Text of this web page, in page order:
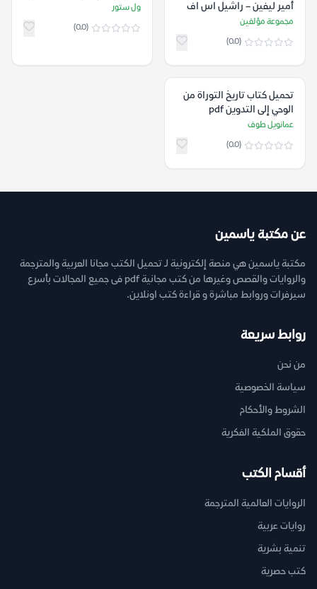
أمير ليفين – راشيل اس اف
هيلر pdf
مجموعة مؤلفين
(0.0)
ول ستور
(0.0)
تحميل كتاب تاريخ التوراة من
الوحي إلى التدوين pdf
عمانويل طوف
(0.0)
عن مكتبة ياسمين
مكتبة ياسمين هي منصة إلكترونية لـ تحميل الكتب مجانا العربية والمترجمة
والروايات والقصص وغيرها من كتب مجانية pdf فى جميع المجالات بأسرع
سيرفرات وروابط مباشرة و قراءة كتب اونلاين.
روابط سريعة
من نحن
سياسة الخصوصية
الشروط والأحكام
حقوق الملكية الفكرية
أقسام الكتب
الروايات العالمية المترجمة
روايات عربية
تنمية بشرية
كتب حصرية